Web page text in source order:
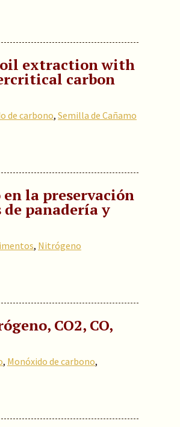
oil extraction with
carbon
de carbono, Semilla de Cañamo
la preservación
panadería y
, Nitrógeno
CO2, CO,
, Monóxido de carbono,